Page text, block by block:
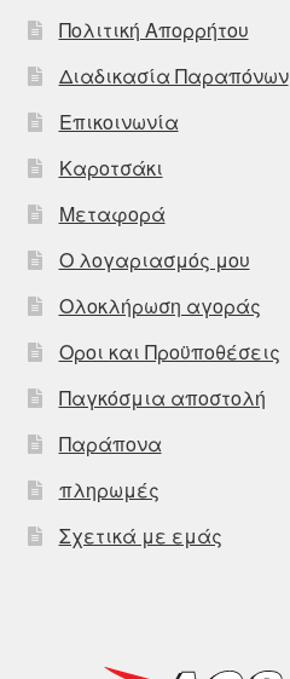
Πολιτική Απορρήτου
Διαδικασία Παραπόνων
Επικοινωνία
Καροτσάκι
Μεταφορά
Ο λογαριασμός μου
Ολοκλήρωση αγοράς
Οροι και Προϋποθέσεις
Παγκόσμια αποστολή
Παράπονα
πληρωμές
Σχετικά με εμάς